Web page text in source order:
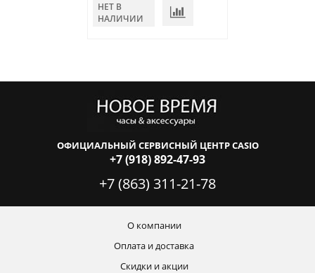
НЕТ В
НАЛИЧИИ
ОФИЦИАЛЬНЫЙ СЕРВИСНЫЙ ЦЕНТР CASIO
+7 (918) 892-47-93
+7 (863) 311-21-78
О компании
Оплата и доставка
Скидки и акции